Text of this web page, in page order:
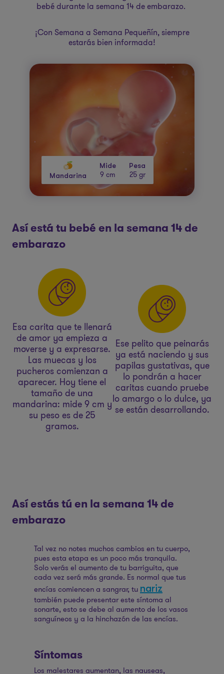
bebé durante la semana 14 de embarazo.
¡Con Semana a Semana Pequeñín, siempre
estarás bien informada!
Mandarina
Mide
9 cm
Pesa
25 gr
Así está tu bebé en la semana 14 de
embarazo
Esa carita que te llenará
de amor ya empieza a
moverse y a expresarse.
Las muecas y los
pucheros comienzan a
aparecer. Hoy tiene el
tamaño de una
mandarina: mide 9 cm y
su peso es de 25
gramos.
Ese pelito que peinarás
ya está naciendo y sus
papilas gustativas, que
lo pondrán a hacer
caritas cuando pruebe
lo amargo o lo dulce, ya
se están desarrollando.
Así estás tú en la semana 14 de
embarazo
Tal vez no notes muchos cambios en tu cuerpo,
pues esta etapa es un poco más tranquila.
Solo verás el aumento de tu barriguita, que
cada vez será más grande. Es normal que tus
encías comiencen a sangrar, tu nariz
también puede presentar este síntoma al
sonarte, esto se debe al aumento de los vasos
sanguíneos y a la hinchazón de las encías.
Síntomas
Los malestares aumentan, las nauseas,